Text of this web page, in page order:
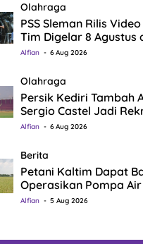
Olahraga
PSS Sleman Rilis
Tim Digelar 8 Agustus
Alfian 6 Aug 2026
Olahraga
Persik Kediri Tambah
Sergio Castel Jadi
Alfian 6 Aug 2026
Berita
Petani Kaltim Dapat
Operasikan Pompa
Alfian 5 Aug 2026